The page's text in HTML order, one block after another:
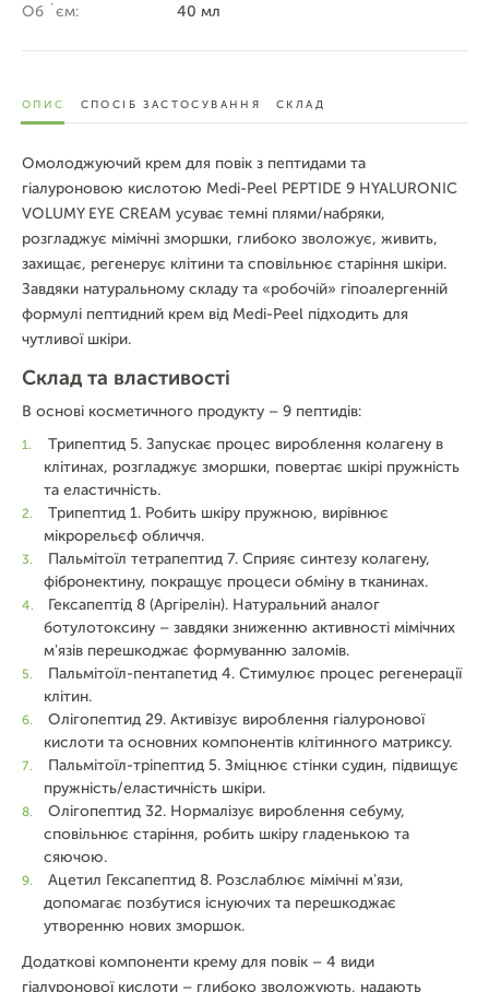
Об `єм:
40 мл
ОПИС СПОСІБ ЗАСТОСУВАННЯ СКЛАД
Омолоджуючий крем для повік з пептидами та
гіалуроновою кислотою Medi-Peel PEPTIDE 9 HYALURONIC
VOLUMY EYE CREAM усуває темні плями/набряки,
розгладжує мімічні зморшки, глибоко зволожує, живить,
захищає, регенерує клітини та сповільнює старіння шкіри.
Завдяки натуральному складу та «робочій» гіпоалергенній
формулі пептидний крем від Medi-Peel підходить для
чутливої шкіри.
Склад та властивості
В основі косметичного продукту – 9 пептидів:
Трипептид 5. Запускає процес вироблення колагену в
клітинах, розгладжує зморшки, повертає шкірі пружність
та еластичність.
Трипептид 1. Робить шкіру пружною, вирівнює
мікрорельєф обличчя.
Пальмітоїл тетрапептид 7. Сприяє синтезу колагену,
фібронектину, покращує процеси обміну в тканинах.
Гексапептід 8 (Аргірелін). Натуральний аналог
ботулотоксину – завдяки зниженню активності мімічних
м'язів перешкоджає формуванню заломів.
Пальмітоїл-пентапетид 4. Стимулює процес регенерації
клітин.
Олігопептид 29. Активізує вироблення гіалуронової
кислоти та основних компонентів клітинного матриксу.
Пальмітоїл-тріпептид 5. Зміцнює стінки судин, підвищує
пружність/еластичність шкіри.
Олігопептид 32. Нормалізує вироблення себуму,
сповільнює старіння, робить шкіру гладенькою та
сяючою.
Ацетил Гексапептид 8. Розслаблює мімічні м'язи,
допомагає позбутися існуючих та перешкоджає
утворенню нових зморшок.
Додаткові компоненти крему для повік – 4 види
гіалуронової кислоти – глибоко зволожують, надають